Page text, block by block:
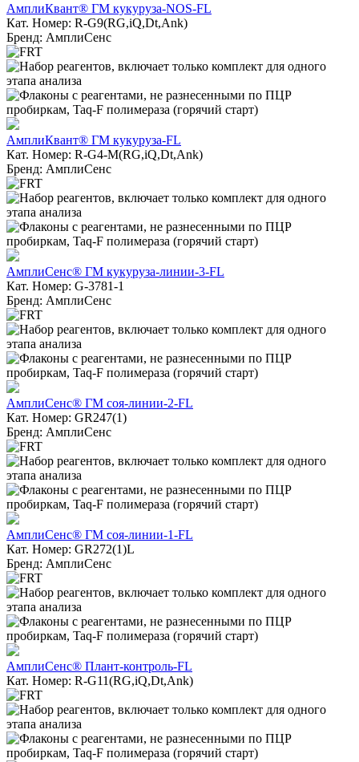
АмплиКвант® ГМ кукуруза-NOS-FL
Кат. Номер: R-G9(RG,iQ,Dt,Ank)
Бренд: АмплиСенс
АмплиКвант® ГМ кукуруза-FL
Кат. Номер: R-G4-M(RG,iQ,Dt,Ank)
Бренд: АмплиСенс
АмплиСенс® ГМ кукуруза-линии-3-FL
Кат. Номер: G-3781-1
Бренд: АмплиСенс
АмплиСенс® ГМ соя-линии-2-FL
Кат. Номер: GR247(1)
Бренд: АмплиСенс
АмплиСенс® ГМ соя-линии-1-FL
Кат. Номер: GR272(1)L
Бренд: АмплиСенс
АмплиСенс® Плант-контроль-FL
Кат. Номер: R-G11(RG,iQ,Dt,Ank)